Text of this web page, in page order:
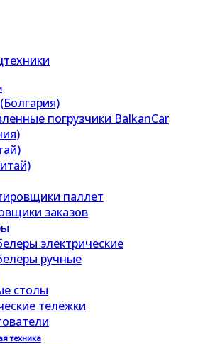
погрузчики BalkanCar
паллет
заказов
электрические
ручные
столы
тележки
техника